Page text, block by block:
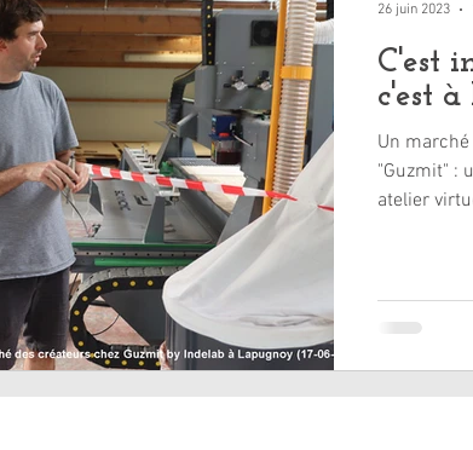
Loisirs SIVOM Commémoration 2026
C'est
c'est
Un
"Guzmit" :
atelier
26 juin 2023